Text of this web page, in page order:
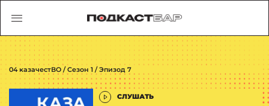
04 казачестВО / Сезон 1 / Эпизод 7
СЛУШАТЬ